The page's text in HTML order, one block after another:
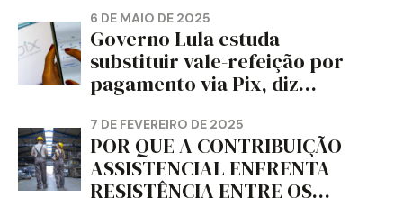
CORTIÇA E ARTEFATOS DE
PAPEL DO ESTADO DO
PARANÁ – FETRAPEL-PR
6 DE MAIO DE 2025
Governo Lula estuda
substituir vale-refeição por
pagamento via Pix, diz
7 DE FEVEREIRO DE 2025
POR QUE A CONTRIBUIÇÃO
ASSISTENCIAL ENFRENTA
RESISTÊNCIA ENTRE OS